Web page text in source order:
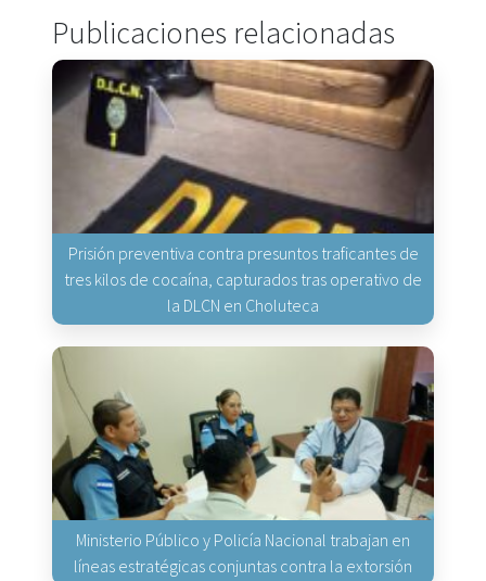
Publicaciones relacionadas
Prisión preventiva contra presuntos traficantes de
tres kilos de cocaína, capturados tras operativo de
la DLCN en Choluteca
Ministerio Público y Policía Nacional trabajan en
líneas estratégicas conjuntas contra la extorsión